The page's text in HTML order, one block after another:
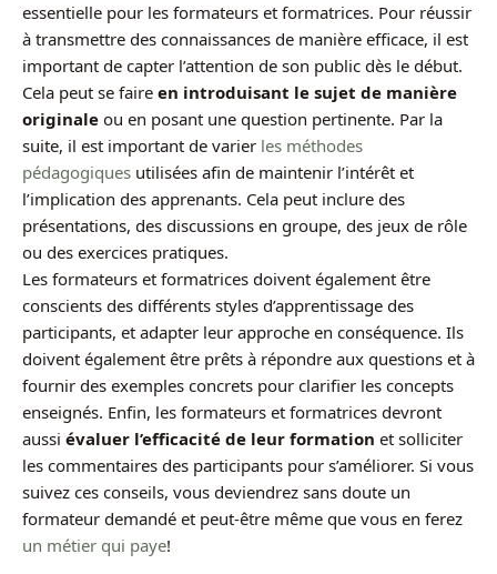
essentielle pour les formateurs et formatrices. Pour réussir
à transmettre des connaissances de manière efficace, il est
important de capter l’attention de son public dès le début.
Cela peut se faire en introduisant le sujet de manière
originale ou en posant une question pertinente. Par la
suite, il est important de varier les méthodes
pédagogiques utilisées afin de maintenir l’intérêt et
l’implication des apprenants. Cela peut inclure des
présentations, des discussions en groupe, des jeux de rôle
ou des exercices pratiques.
Les formateurs et formatrices doivent également être
conscients des différents styles d’apprentissage des
participants, et adapter leur approche en conséquence. Ils
doivent également être prêts à répondre aux questions et à
fournir des exemples concrets pour clarifier les concepts
enseignés. Enfin, les formateurs et formatrices devront
aussi évaluer l’efficacité de leur formation et solliciter
les commentaires des participants pour s’améliorer. Si vous
suivez ces conseils, vous deviendrez sans doute un
formateur demandé et peut-être même que vous en ferez
un métier qui paye!